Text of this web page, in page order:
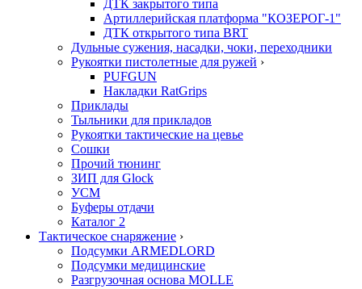
ДТК закрытого типа
Артиллерийская платформа "КОЗЕРОГ-1"
ДТК открытого типа BRT
Дульные сужения, насадки, чоки, переходники
Рукоятки пистолетные для ружей ›
PUFGUN
Накладки RatGrips
Приклады
Тыльники для прикладов
Рукоятки тактические на цевье
Сошки
Прочий тюнинг
ЗИП для Glock
УСМ
Буферы отдачи
Каталог 2
Тактическое снаряжение ›
Подсумки ARMEDLORD
Подсумки медицинские
Разгрузочная основа MOLLE